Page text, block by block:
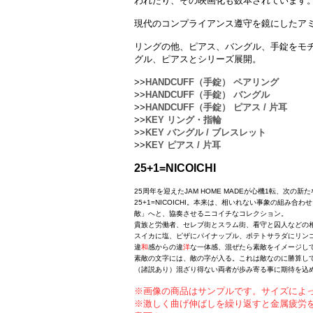
現代のコンプライアンス遵守を鏡にしたア
リングの他、ピアス、バングル、手錠を
グル、ピアスとシリーズ展開。
>> HANDCUFF（手錠） ペアリング
>> HANDCUFF（手錠） バングル
>> HANDCUFF（手錠） ピアス / 片耳
>> KEY リング・指輪
>> KEY バングル / ブレスレット
>> KEY ピアス / 片耳
25+1=NICOICHI
25周年を迎えたJAM HOME MADEが心機1転、次の新
25+1=NICOICHI。本来は、相いれない事象の組み合わ
敵」へと、協奏させるニコイチなコレクション。
貴族と労働者、セレブ街とスラム街、看守と囚人など
スイカに塩、ピザにパイナップル、ポテトサラダにリ
違和感からの違洋な一体感、混ぜたら素敵をイメージし
素敵の文字には、敵の字が入る。これは敵なのに勝算
（諸説あり）混ざり得ない両者が歩み寄る事に期待を
※画像の商品はサンプルです。サイズによ
※激しく曲げ伸ばしを繰り返すと金属疲労